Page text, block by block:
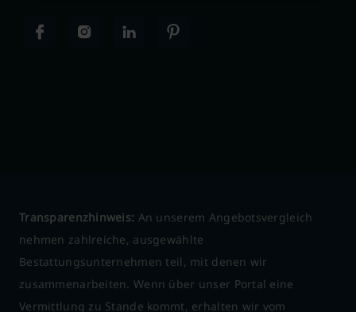
Transparenzhinweis: An unserem Angebotsvergleich
nehmen zahlreiche, ausgewählte
Bestattungsunternehmen teil, mit denen wir
zusammenarbeiten. Wenn über unser Portal eine
Vermittlung zu Stande kommt, erhalten wir vom